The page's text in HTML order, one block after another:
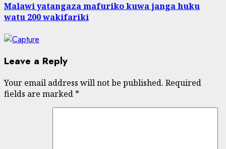
Malawi yatangaza mafuriko kuwa janga huku
watu 200 wakifariki
Leave a Reply
Your email address will not be published. Required
fields are marked *